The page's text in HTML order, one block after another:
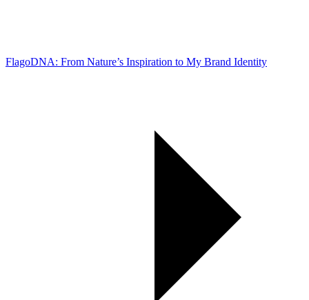
FlagoDNA: From Nature’s Inspiration to My Brand Identity